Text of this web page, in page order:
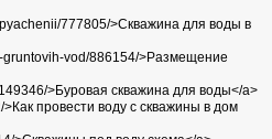
777805/>Скважина для воды в
vod/886154/>Размещение
>Буровая скважина для воды</a>
провести воду с скважины в дом